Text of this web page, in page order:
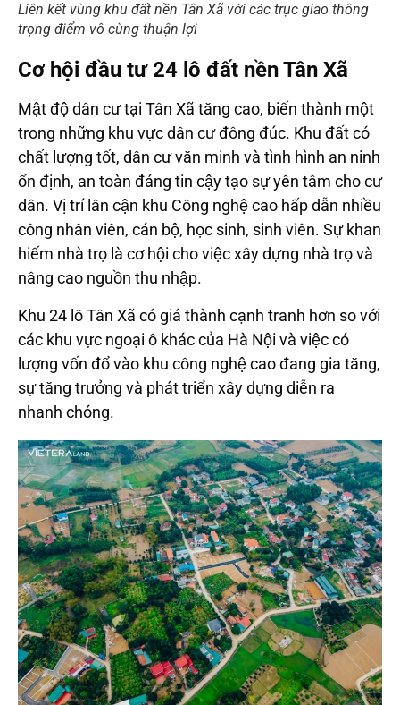
Liên kết vùng khu đất nền Tân Xã với các trục giao thông
trọng điểm vô cùng thuận lợi
Cơ hội đầu tư 24 lô đất nền Tân Xã
Mật độ dân cư tại Tân Xã tăng cao, biến thành một
trong những khu vực dân cư đông đúc. Khu đất có
chất lượng tốt, dân cư văn minh và tình hình an ninh
ổn định, an toàn đáng tin cậy tạo sự yên tâm cho cư
dân. Vị trí lân cận khu Công nghệ cao hấp dẫn nhiều
công nhân viên, cán bộ, học sinh, sinh viên. Sự khan
hiếm nhà trọ là cơ hội cho việc xây dựng nhà trọ và
nâng cao nguồn thu nhập.
Khu 24 lô Tân Xã có giá thành cạnh tranh hơn so với
các khu vực ngoại ô khác của Hà Nội và việc có
lượng vốn đổ vào khu công nghệ cao đang gia tăng,
sự tăng trưởng và phát triển xây dựng diễn ra
nhanh chóng.